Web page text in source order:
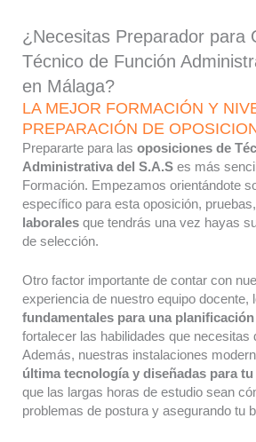
¿Necesitas Preparador para
Técnico de Función
en Málaga?
LA MEJOR FORMACIÓN Y
PREPARACIÓN DE
Prepararte para las oposiciones de
Administrativa del S.A.S es más
Formación. Empezamos orientándote
específico para esta oposición,
laborales que tendrás una vez hayas
de selección.
Otro factor importante de contar con
experiencia de nuestro equipo docente,
fundamentales para una planificación
fortalecer las habilidades que necesitas
Además, nuestras instalaciones
última tecnología y diseñadas para tu
que las largas horas de estudio sean
problemas de postura y asegurando tu